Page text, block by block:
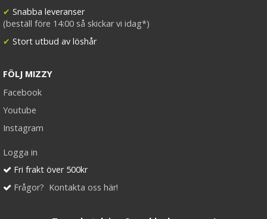
✔ Snabba leveranser
(beställ före 14:00 så skickar vi idag*)
✔ Stort utbud av löshår
FÖLJ MIZZY
Facebook
Youtube
Instagram
Logga in
Fri frakt över 500kr
Frågor? Kontakta oss här!